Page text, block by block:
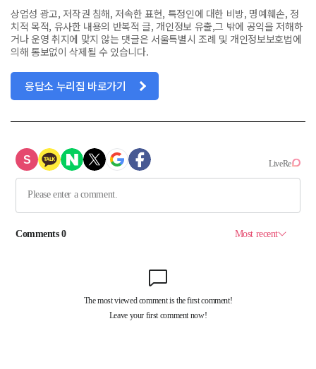
상업성 광고, 저작권 침해, 저속한 표현, 특정인에 대한 비방, 명예훼손, 정
치적 목적, 유사한 내용의 반복적 글, 개인정보 유출,그 밖에 공익을 저해하
거나 운영 취지에 맞지 않는 댓글은 서울특별시 조례 및 개인정보보호법에
의해 통보없이 삭제될 수 있습니다.
응답소 누리집 바로가기